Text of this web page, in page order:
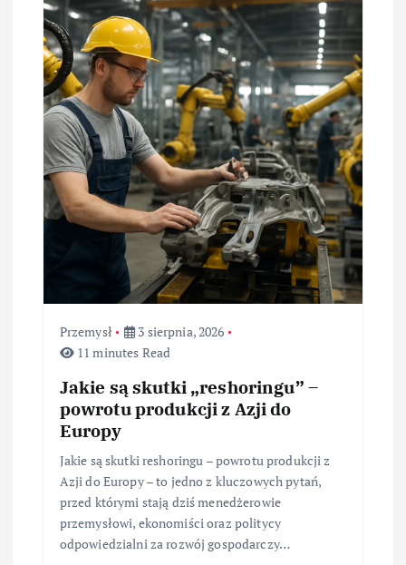
Przemysł
3 sierpnia, 2026
11 minutes Read
Jakie są skutki „reshoringu” –
powrotu produkcji z Azji do
Europy
Jakie są skutki reshoringu – powrotu produkcji z
Azji do Europy – to jedno z kluczowych pytań,
przed którymi stają dziś menedżerowie
przemysłowi, ekonomiści oraz politycy
odpowiedzialni za rozwój gospodarczy…